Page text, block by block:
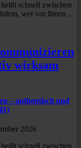
schnell zwischen
wer vor Ihnen ...
wirksam
– authen­tisch und
2026
schnell zwischen